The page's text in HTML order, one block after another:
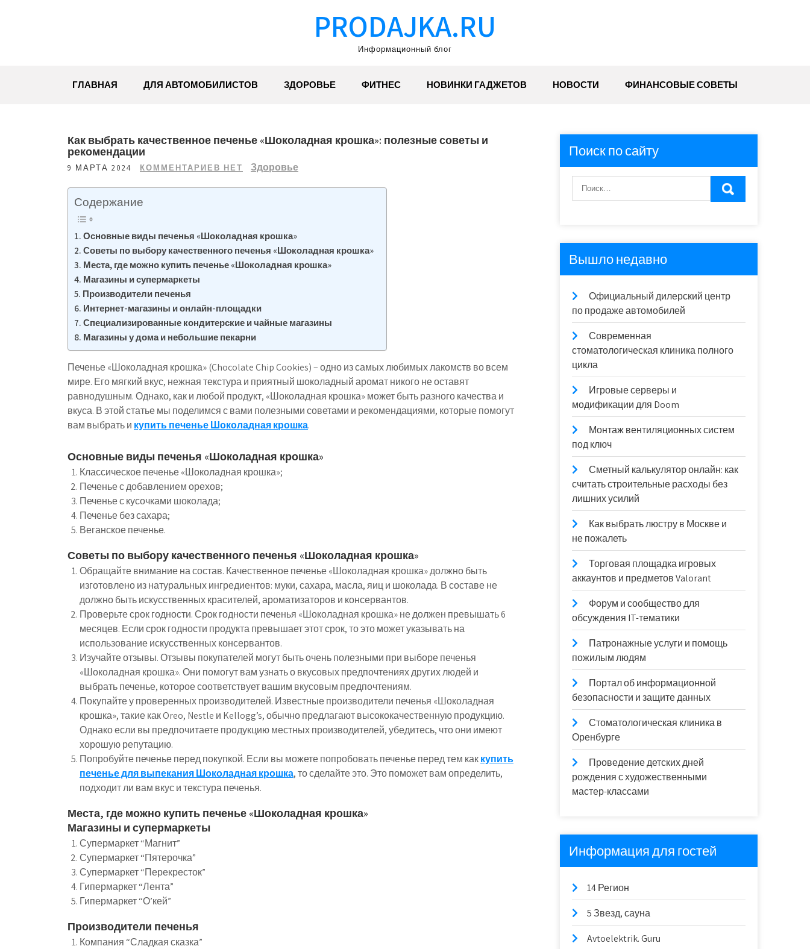
PRODAJKA.RU
Информационный блог
ГЛАВНАЯ ДЛЯ АВТОМОБИЛИСТОВ ЗДОРОВЬЕ ФИТНЕС НОВИНКИ ГАДЖЕТОВ НОВОСТИ ФИНАНСОВЫЕ СОВЕТЫ
Как выбрать качественное печенье «Шоколадная крошка»: полезные советы и
рекомендации
9 МАРТА 2024 КОММЕНТАРИЕВ НЕТ Здоровье
Содержание
Основные виды печенья «Шоколадная крошка»
Советы по выбору качественного печенья «Шоколадная крошка»
Места, где можно купить печенье «Шоколадная крошка»
Магазины и супермаркеты
Производители печенья
Интернет-магазины и онлайн-площадки
Специализированные кондитерские и чайные магазины
Магазины у дома и небольшие пекарни
Печенье «Шоколадная крошка» (Chocolate Chip Cookies) – одно из самых любимых лакомств во всем
мире. Его мягкий вкус, нежная текстура и приятный шоколадный аромат никого не оставят
равнодушным. Однако, как и любой продукт, «Шоколадная крошка» может быть разного качества и
вкуса. В этой статье мы поделимся с вами полезными советами и рекомендациями, которые помогут
вам выбрать и купить печенье Шоколадная крошка.
Основные виды печенья «Шоколадная крошка»
Классическое печенье «Шоколадная крошка»;
Печенье с добавлением орехов;
Печенье с кусочками шоколада;
Печенье без сахара;
Веганское печенье.
Советы по выбору качественного печенья «Шоколадная крошка»
Обращайте внимание на состав. Качественное печенье «Шоколадная крошка» должно быть
изготовлено из натуральных ингредиентов: муки, сахара, масла, яиц и шоколада. В составе не
должно быть искусственных красителей, ароматизаторов и консервантов.
Проверьте срок годности. Срок годности печенья «Шоколадная крошка» не должен превышать 6
месяцев. Если срок годности продукта превышает этот срок, то это может указывать на
использование искусственных консервантов.
Изучайте отзывы. Отзывы покупателей могут быть очень полезными при выборе печенья
«Шоколадная крошка». Они помогут вам узнать о вкусовых предпочтениях других людей и
выбрать печенье, которое соответствует вашим вкусовым предпочтениям.
Покупайте у проверенных производителей. Известные производители печенья «Шоколадная
крошка», такие как Oreo, Nestle и Kellogg’s, обычно предлагают высококачественную продукцию.
Однако если вы предпочитаете продукцию местных производителей, убедитесь, что они имеют
хорошую репутацию.
Попробуйте печенье перед покупкой. Если вы можете попробовать печенье перед тем каккупить
печенье для выпекания Шоколадная крошка, то сделайте это. Это поможет вам определить,
подходит ли вам вкус и текстура печенья.
Места, где можно купить печенье «Шоколадная крошка»
Магазины и супермаркеты
Супермаркет “Магнит”
Супермаркет “Пятерочка”
Супермаркет “Перекресток”
Гипермаркет “Лента”
Гипермаркет “О’кей”
Производители печенья
Компания “Сладкая сказка”
Поиск по сайту
Вышло недавно
Официальный дилерский центр
по продаже автомобилей
Современная
стоматологическая клиника полного
цикла
Игровые серверы и
модификации для Doom
Монтаж вентиляционных систем
под ключ
Сметный калькулятор онлайн: как
считать строительные расходы без
лишних усилий
Как выбрать люстру в Москве и
не пожалеть
Торговая площадка игровых
аккаунтов и предметов Valorant
Форум и сообщество для
обсуждения IT-тематики
Патронажные услуги и помощь
пожилым людям
Портал об информационной
безопасности и защите данных
Стоматологическая клиника в
Оренбурге
Проведение детских дней
рождения с художественными
мастер-классами
Информация для гостей
14 Регион
5 Звезд, сауна
Avtoelektrik. Guru